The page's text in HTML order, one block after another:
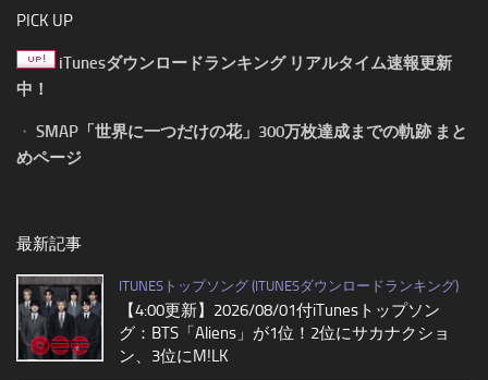
PICK UP
iTunesダウンロードランキング リアルタイム速報更新
中！
・ SMAP「世界に一つだけの花」300万枚達成までの軌跡 まと
めページ
最新記事
ITUNESトップソング (ITUNESダウンロードランキング)
【4:00更新】2026/08/01付iTunesトップソン
グ：BTS「Aliens」が1位！2位にサカナクショ
ン、3位にM!LK